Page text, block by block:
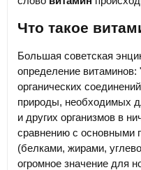
Что такое
Большая советская
определение
органических
природы, необходимых
и других организмов в
сравнению с основными
(белками, жирами,
огромное значение для